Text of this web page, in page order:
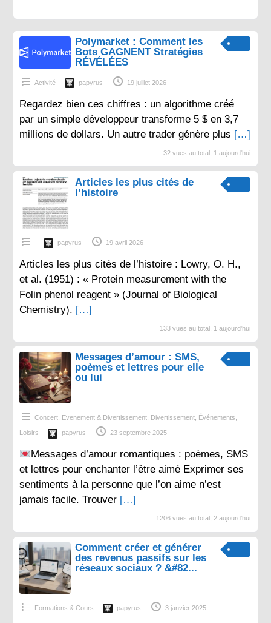
Polymarket : Comment les
Bots GAGNENT Stratégies
RÉVÉLÉES
Activité papyrus 19 juillet 2026
Regardez bien ces chiffres : un algorithme créé
par un simple développeur transforme 5 $ en 3,7
millions de dollars. Un autre trader génère plus […]
32 vues au total, 1 aujourd'hui
Articles les plus cités de
l’histoire
papyrus 19 avril 2026
Articles les plus cités de l’histoire : Lowry, O. H.,
et al. (1951) : « Protein measurement with the
Folin phenol reagent » (Journal of Biological
Chemistry). […]
133 vues au total, 1 aujourd'hui
Messages d’amour : SMS,
poèmes et lettres pour elle
ou lui
Concert, Evenement & Divertissement, Divertissement, Événements,
Loisirs papyrus 23 septembre 2025
Messages d’amour romantiques : poèmes, SMS
et lettres pour enchanter l’être aimé Exprimer ses
sentiments à la personne que l’on aime n’est
jamais facile. Trouver […]
1206 vues au total, 2 aujourd'hui
Comment créer et générer
des revenus passifs sur les
réseaux sociaux ? &#82...
Formations & Cours papyrus 3 janvier 2025